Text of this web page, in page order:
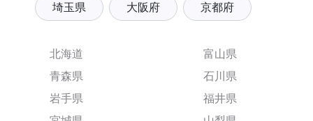
埼玉県 大阪府 京都府
北海道
青森県
岩手県
富山県
石川県
福井県